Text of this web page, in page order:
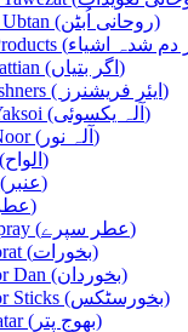
Ruhani Ubtan (روحانی اُبٹن)
Agar Battian (اگر بتیاں)
Air Freshners ( ایئر فریشنرز)
Ala-e-Yaksoi (آلہ یکسوئی)
Ala-e-Noor (آلہ نور)
Alwah (الواح)
Amber (عنبر)
Attar (عطر)
Attar Spray (عطر سپرے)
Bakhoorat (بخورات)
Bakhoor Dan (بخوردان)
Bakhoor Sticks (بخورسٹکس)
Bhoj Patar (بھوج پتر)